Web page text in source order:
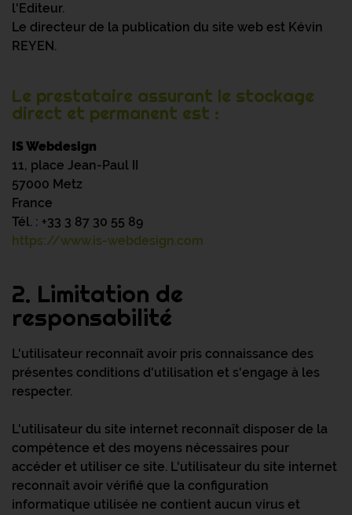
l'Editeur.
Le directeur de la publication du site web est Kévin
REYEN.
Le prestataire assurant le stockage
direct et permanent est :
IS Webdesign
11, place Jean-Paul II
57000 Metz
France
Tél. : +33 3 87 30 55 89
https://www.is-webdesign.com
2. Limitation de
responsabilité
L'utilisateur reconnaît avoir pris connaissance des
présentes conditions d'utilisation et s'engage à les
respecter.
L'utilisateur du site internet reconnaît disposer de la
compétence et des moyens nécessaires pour
accéder et utiliser ce site. L'utilisateur du site internet
reconnaît avoir vérifié que la configuration
informatique utilisée ne contient aucun virus et